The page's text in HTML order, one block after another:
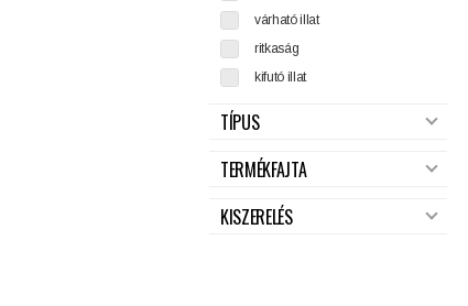
várható illat
ritkaság
kifutó illat
TÍPUS
TERMÉKFAJTA
KISZERELÉS